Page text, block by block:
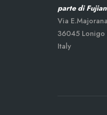
parte di
Via
36045 Lonigo
Italy